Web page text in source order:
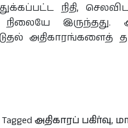
நிதி,
நிலையே இருந்தது.
அதிகாரங்களைத்
Tagged அதிகாரப் பகிர்வு,